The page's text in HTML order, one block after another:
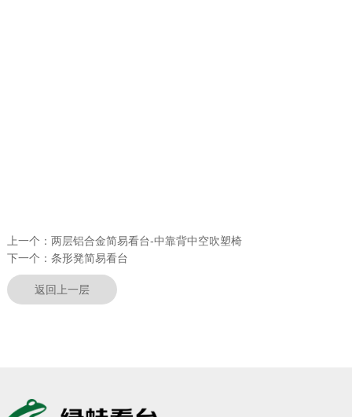
上一个： 两层铝合金简易看台-中靠背中空吹塑椅
下一个： 条形凳简易看台
返回上一层